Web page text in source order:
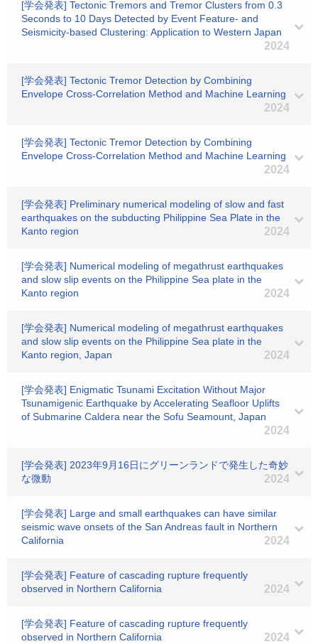
[学会発表] Tectonic Tremors and Tremor Clusters from 0.3
Seconds to 10 Days Detected by Event Feature- and
Seismicity-based Clustering: Application to Western Japan
2024
[学会発表] Tectonic Tremor Detection by Combining
Envelope Cross-Correlation Method and Machine Learning
2024
[学会発表] Tectonic Tremor Detection by Combining
Envelope Cross-Correlation Method and Machine Learning
2024
[学会発表] Preliminary numerical modeling of slow and fast
earthquakes on the subducting Philippine Sea Plate in the
Kanto region
2024
[学会発表] Numerical modeling of megathrust earthquakes
and slow slip events on the Philippine Sea plate in the
Kanto region
2024
[学会発表] Numerical modeling of megathrust earthquakes
and slow slip events on the Philippine Sea plate in the
Kanto region, Japan
2024
[学会発表] Enigmatic Tsunami Excitation Without Major
Tsunamigenic Earthquake by Accelerating Seafloor Uplifts
of Submarine Caldera near the Sofu Seamount, Japan
2024
[学会発表] 2023年9月16日にグリーンランドで発生した奇妙
な微動
2024
[学会発表] Large and small earthquakes can have similar
seismic wave onsets of the San Andreas fault in Northern
California
2024
[学会発表] Feature of cascading rupture frequently
observed in Northern California
2024
[学会発表] Feature of cascading rupture frequently
observed in Northern California
2024